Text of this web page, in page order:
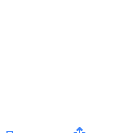
...»